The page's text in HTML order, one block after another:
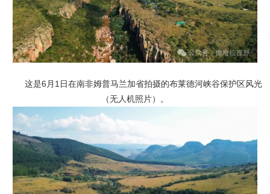
这是6月1日在南非姆普马兰加省拍摄的布莱德河峡谷保护区风光
（无人机照片）。